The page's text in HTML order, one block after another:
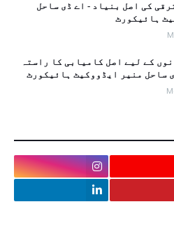
کی اصل بنیاد - اے ڈی ساحل
ہائیکورٹ
کے لیے اصل کامیابی کا راستہ
ساحل منیر ایڈووکیٹ ہائیکورٹ